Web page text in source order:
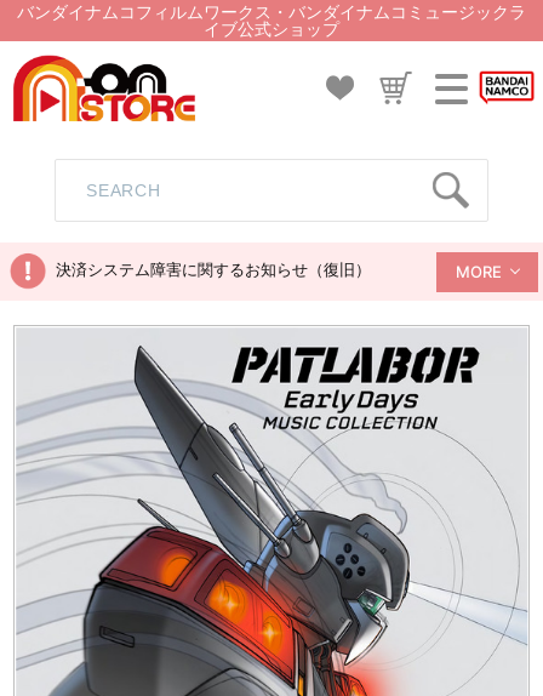
バンダイナムコフィルムワークス・バンダイナムコミュージックラ
イブ公式ショップ
決済システム障害に関するお知らせ（復旧） MORE